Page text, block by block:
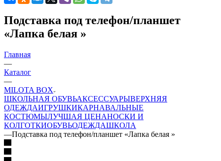
Подставка под телефон/планшет
«Лапка белая »
Главная
—
Каталог
—
MILOTA BOX
ШКОЛЬНАЯ ОБУВЬАКСЕССУАРЫВЕРХНЯЯ
ОДЕЖДАИГРУШКИКАРНАВАЛЬНЫЕ
КОСТЮМЫЛУЧШАЯ ЦЕНАНОСКИ И
КОЛГОТКИОБУВЬОДЕЖДАШКОЛА
—Подставка под телефон/планшет «Лапка белая »